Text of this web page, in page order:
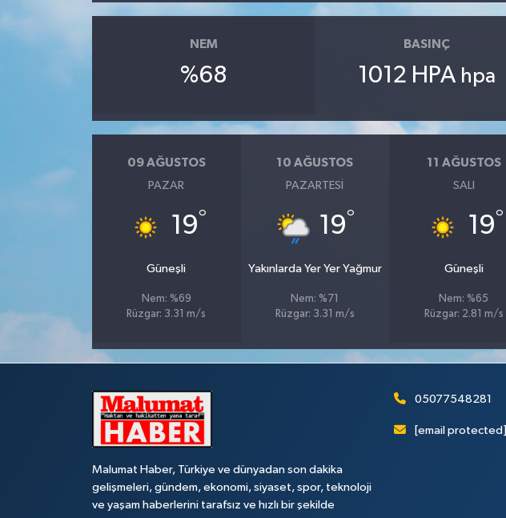
NEM
%68
BASINÇ
1012 HPA hpa
09 AĞUSTOS
PAZAR
19°
Güneşli
Nem: %69
Rüzgar: 3.31 m/s
10 AĞUSTOS
PAZARTESI
19°
Yakınlarda Yer Yer Yağmur
Nem: %71
Rüzgar: 3.31 m/s
11 AĞUSTOS
SALI
19°
Güneşli
Nem: %65
Rüzgar: 2.81 m/s
Malumat Haber, Türkiye ve dünyadan son dakika
gelişmeleri, gündem, ekonomi, siyaset, spor, teknoloji
ve yaşam haberlerini tarafsız ve hızlı bir şekilde
05077548281
[email protected]